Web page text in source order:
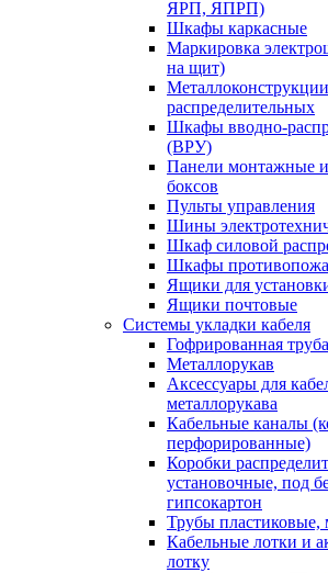
ЯРП, ЯПРП)
Шкафы каркасные
Маркировка
на щит)
распределительных
Шкафы вводно-
(ВРУ)
Панели монтажные и
боксов
Пульты управления
Шины
Шкаф силовой
Шкафы
Ящики для
Ящики почтовые
Системы укладки кабеля
Гофрированная труба
Металлорукав
Аксессуары для
металлорукава
Кабельные каналы
перфорированные)
Коробки
установочные, под
гипсокартон
Трубы пластиковые,
Кабельные лотки и
лотку